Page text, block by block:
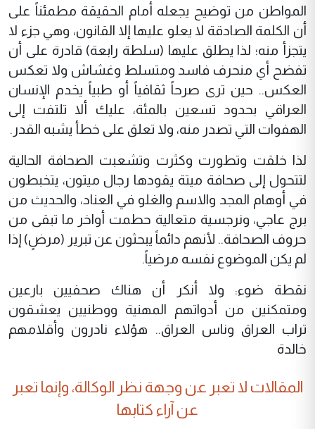
المواطن من توضيح يجعله أمام الحقيقة مطمئناً على
أن الكلمة الصادقة لا يعلو عليها إلا القانون، وهي جزء لا
يتجزأ منه؛ لذا يطلق عليها (سلطة رابعة) قادرة على أن
تفضح أي منحرف فاسد ومتسلط وغشاش ولا تعكس
العكس.. حين ترى صرحاً ثقافياً أو طبياً يخدم الإنسان
العراقي بحدود تسعين بالمئة، عليك ألا تلتفت إلى
الهفوات التي تصدر منه، ولا تعلق على خطأ يشبه القدر.
لذا خلقت وتطورت وكثرت وتشعبت الصحافة الحالية
لتتحول إلى صحافة ميتة يقودها رجال ميتون، يتخبطون
في أوهام المجد والاسم والغلو في العناد، والحديث من
برج عاجي، ونرجسية متعالية حطمت أواخر ما تبقى من
حروف الصحافة.. لأنهم دائماً يبحثون عن تبرير (مرضٍ) إذا
لم يكن الموضوع نفسه مرضياً.
نقطة ضوء: ولا أنكر أن هناك صحفيين بارعين
ومتمكنين من أدواتهم المهنية ووطنيين يعشقون
تراب العراق وناس العراق.. هؤلاء نادرون وأقلامهم
خالدة
المقالات لا تعبر عن وجهة نظر الوكالة، وإنما تعبر
عن آراء كتابها